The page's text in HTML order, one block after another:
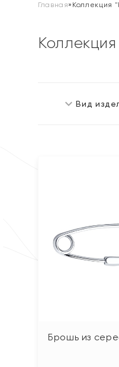
Главная» Коллекция
Вид
Брошь из